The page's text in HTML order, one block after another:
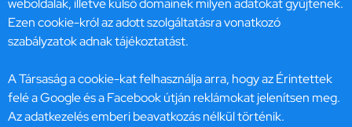
Ezen cookie-król az adott szolgáltatásra vonatkozó
szabályzatok adnak tájékoztatást.
A Társaság a cookie-kat felhasználja arra, hogy az Érintettek
felé a Google és a Facebook útján reklámokat jelenítsen meg.
Az adatkezelés emberi beavatkozás nélkül történik.